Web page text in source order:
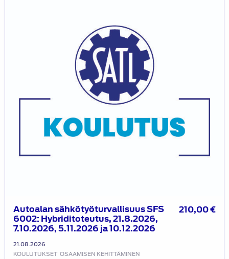
Autoalan sähkötyöturvallisuus SFS
6002: Hybriditoteutus, 21.8.2026,
7.10.2026, 5.11.2026 ja 10.12.2026
21.08.2026
KOULUTUKSET OSAAMISEN KEHITTÄMINEN
210,00€
10.12.2026